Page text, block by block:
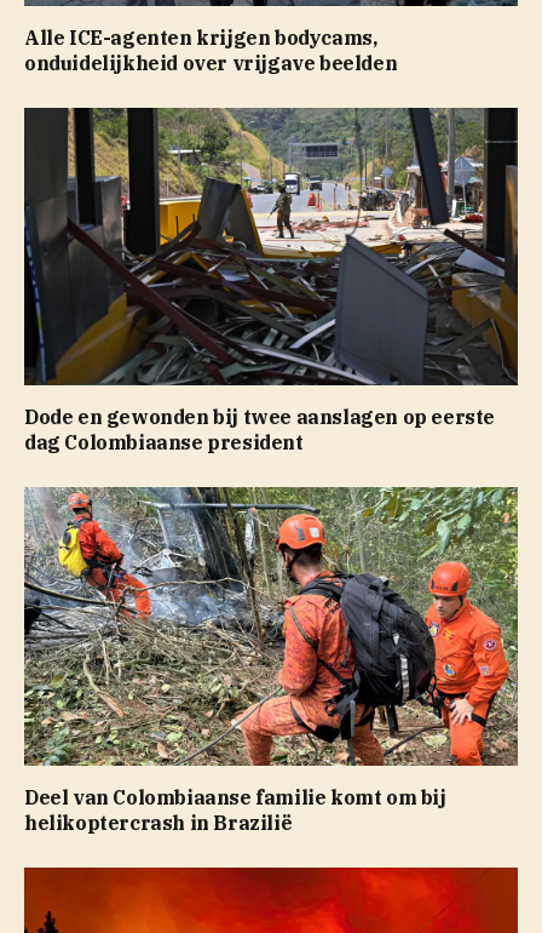
Alle ICE-agenten krijgen bodycams,
onduidelijkheid over vrijgave beelden
Dode en gewonden bij twee aanslagen op eerste
dag Colombiaanse president
Deel van Colombiaanse familie komt om bij
helikoptercrash in Brazilië